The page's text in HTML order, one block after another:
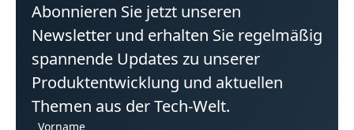
Abonnieren Sie jetzt unseren
Newsletter und erhalten Sie regelmäßig
spannende Updates zu unserer
Produktentwicklung und aktuellen
Themen aus der Tech-Welt.
Vorname